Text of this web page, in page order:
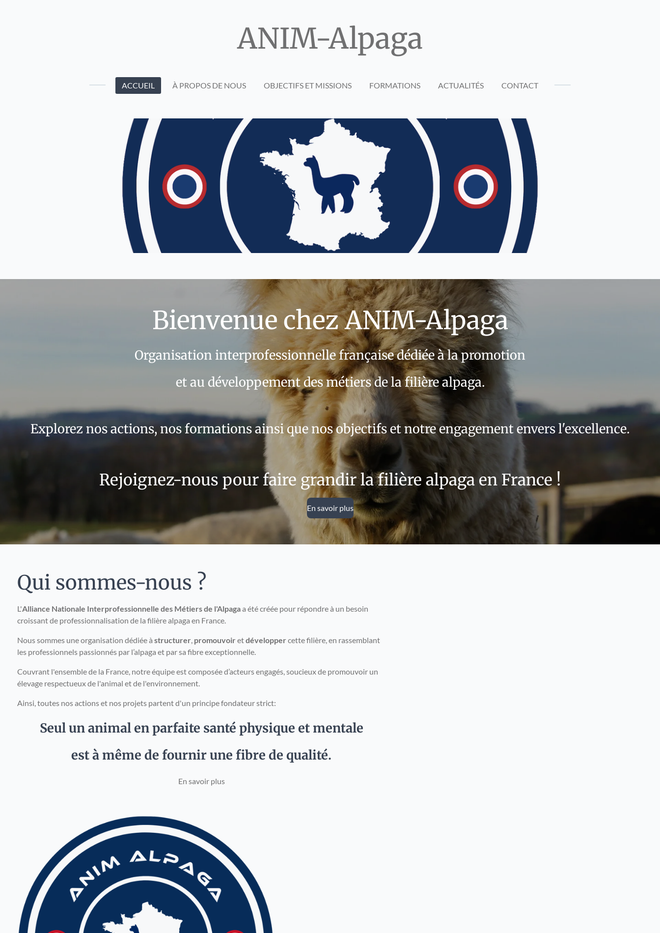
ANIM-Alpaga
ACCUEIL À PROPOS DE NOUS OBJECTIFS ET MISSIONS FORMATIONS ACTUALITÉS CONTACT
Bienvenue chez ANIM-Alpaga
Organisation interprofessionnellefrançaise dédiée à la promotion
et au développement des métiersde la filière alpaga.
Explorez nos actions, nos formations ainsi que nos objectifs et notre engagement envers l'excellence.
Rejoignez-nous pour faire grandir la filière alpaga en France !
En savoir plus
Qui sommes-nous ?
L'Alliance Nationale Interprofessionnelle des Métiers de l'Alpagaa étécréée pour répondre à un besoin
croissant de professionnalisation de la filière alpaga en France.
Nous sommes une organisation dédiée à structurer promouvoiretdéveloppercette filière, en rassemblant
les professionnels passionnés par l’alpaga et par sa fibre exceptionnelle.
Couvrant l'ensemble de la France, notre équipe est composéed’acteursengagés, soucieux de promouvoir un
élevage respectueux de l'animal et de l'environnement.
Ainsi, toutes nos actions et nos projets partent d'un principe fondateur strict:
Seul un animal en parfaite santé physique et mentale
est à même de fournir une fibre de qualité.
En savoir plus